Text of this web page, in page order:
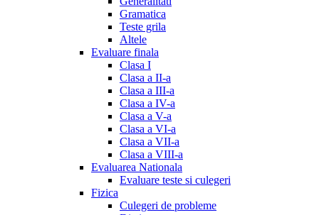
Gramatica
Teste grila
Altele
Evaluare finala
Clasa I
Clasa a II-a
Clasa a III-a
Clasa a IV-a
Clasa a V-a
Clasa a VI-a
Clasa a VII-a
Clasa a VIII-a
Evaluarea Nationala
Evaluare teste si culegeri
Fizica
Culegeri de probleme